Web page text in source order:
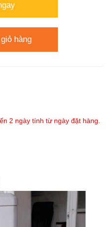
hàng
2 ngày tính từ ngày đặt hàng.